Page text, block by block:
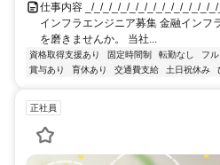
仕事内容 _/_/_/_/_/_/_/_/_/_/_/_/_/_/
インフラエンジニア募集 金融インフ
を磨きませんか。 当社...
資格取得支援あり 固定時間制 転勤なし フ
賞与あり
育休あり 交通費支給 土日祝休み
正社員